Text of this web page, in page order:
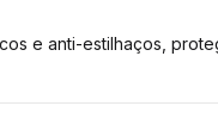
e anti-estilhaços,